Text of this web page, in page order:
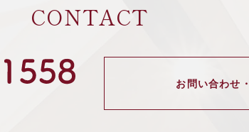
CONTACT
お問い合わせ